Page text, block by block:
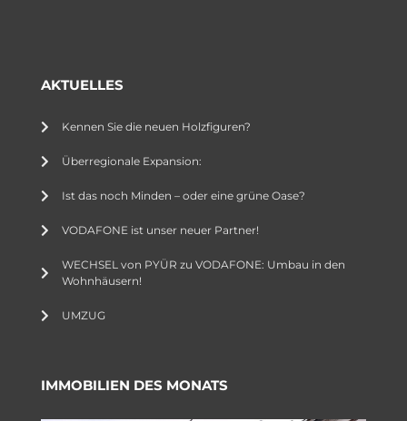
AKTUELLES
Kennen Sie die neuen Holzfiguren?
Überregionale Expansion:
Ist das noch Minden – oder eine grüne Oase?
VODAFONE ist unser neuer Partner!
WECHSEL von PYÜR zu VODAFONE: Umbau in den
Wohnhäusern!
UMZUG
IMMOBILIEN DES MONATS